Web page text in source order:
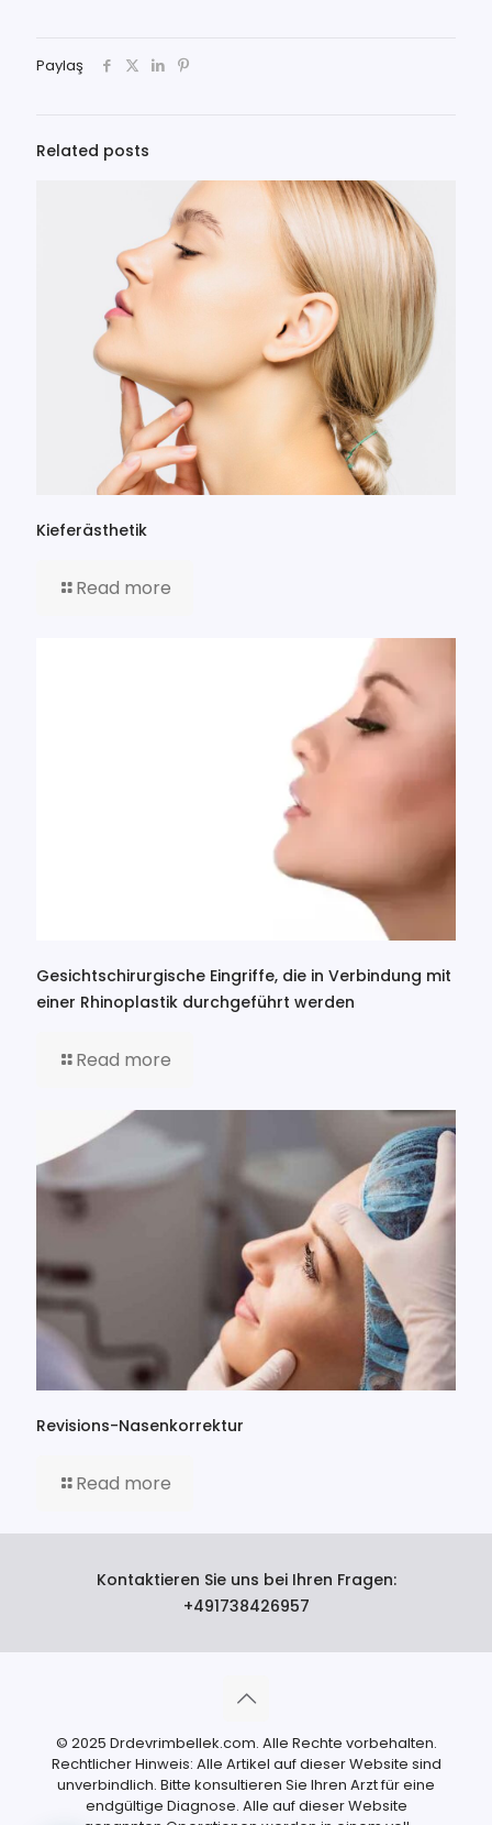
Paylaş
Related posts
Kieferästhetik
Read more
Gesichtschirurgische Eingriffe, die in Verbindung mit
einer Rhinoplastik durchgeführt werden
Read more
Revisions-Nasenkorrektur
Read more
Kontaktieren Sie uns bei Ihren Fragen:
+491738426957
© 2025 Drdevrimbellek.com. Alle Rechte vorbehalten.
Rechtlicher Hinweis: Alle Artikel auf dieser Website sind
unverbindlich. Bitte konsultieren Sie Ihren Arzt für eine
endgültige Diagnose. Alle auf dieser Website